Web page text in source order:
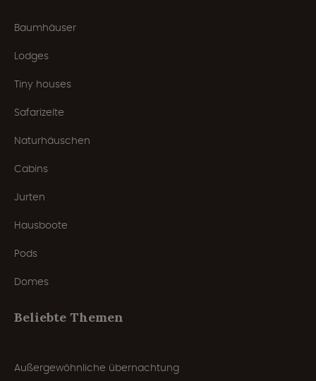
Baumhäuser
Lodges
Tiny houses
Safarizelte
Naturhäuschen
Cabins
Jurten
Hausboote
Pods
Domes
Beliebte Themen
Außergewöhnliche übernachtung